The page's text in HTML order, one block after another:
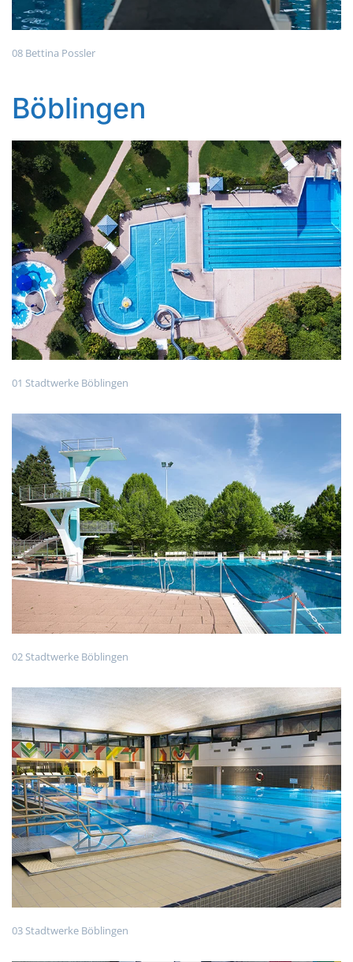
08 Bettina Possler
Böblingen
01 Stadtwerke Böblingen
02 Stadtwerke Böblingen
03 Stadtwerke Böblingen